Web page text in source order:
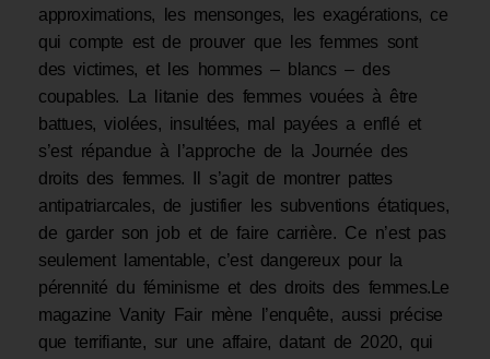
approximations, les mensonges, les exagérations, ce
qui compte est de prouver que les femmes sont
des victimes, et les hommes – blancs – des
coupables. La litanie des femmes vouées à être
battues, violées, insultées, mal payées a enflé et
s’est répandue à l’approche de la Journée des
droits des femmes. Il s’agit de montrer pattes
antipatriarcales, de justifier les subventions étatiques,
de garder son job et de faire carrière. Ce n’est pas
seulement lamentable, c’est dangereux pour la
pérennité du féminisme et des droits des femmes.Le
magazine Vanity Fair mène l’enquête, aussi précise
que terrifiante, sur une affaire, datant de 2020, qui